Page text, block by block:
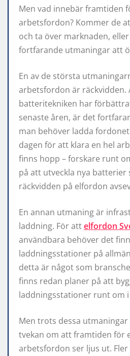
Men vad innebär framtiden
arbetsfordon? Kommer de
och ta över marknaden,
fortfarande utmaningar att
En av de största
arbetsfordon är räckvidden.
batteritekniken har
senaste åren, är det
man behöver ladda
dagen för att klara en hel
finns hopp – forskare runt
på att utveckla nya
räckvidden på elfordon
En annan utmaning är
laddning. För attelfordon
användbara behöver det
laddningsstationer på
detta är något som
finns redan planer på att
laddningsstationer runt om
Men trots dessa
tvekan om att framtiden för
arbetsfordon ser ljus ut.